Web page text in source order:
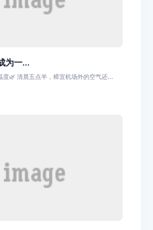
为一...
🌿 清晨五点半，樟宜机场外的空气还...